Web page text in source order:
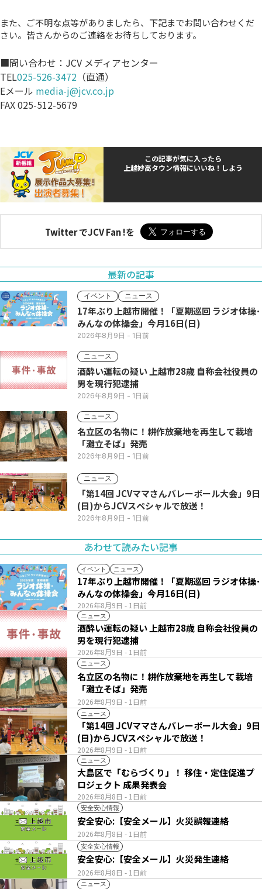
また、ご不明な点等がありましたら、下記までお問い合わせくだ
さい。皆さんからのご連絡をお待ちしております。
■問い合わせ：JCV メディアセンター
TEL025-526-3472 （直通）
Eメール media-j@jcv.co.jp
FAX 025-512-5679
この記事が気に入ったら
上越妙高タウン情報にいいね！しよう
Twitter でJCV Fan !を
最新の記事
イベント ニュース
17年ぶり上越市開催！「夏期巡回 ラジオ体操･
みんなの体操会」今月16日(日)
2026年8月9日 - 1日前
ニュース
酒酔い運転の疑い 上越市28歳 自称会社役員の
男を現行犯逮捕
2026年8月9日 - 1日前
ニュース
名立区の名物に！耕作放棄地を再生して栽培
「灘立そば」発売
2026年8月9日 - 1日前
ニュース
「第14回 JCVママさんバレーボール大会」9日
(日)からJCVスペシャルで放送！
2026年8月9日 - 1日前
あわせて読みたい記事
イベント ニュース
2026年8月9日 - 1日前
17年ぶり上越市開催！「夏期巡回 ラジオ体操･
みんなの体操会」今月16日(日)
ニュース
2026年8月9日 - 1日前
酒酔い運転の疑い 上越市28歳 自称会社役員の
男を現行犯逮捕
ニュース
2026年8月9日 - 1日前
名立区の名物に！耕作放棄地を再生して栽培
「灘立そば」発売
ニュース
2026年8月9日 - 1日前
「第14回 JCVママさんバレーボール大会」9日
(日)からJCVスペシャルで放送！
ニュース
2026年8月8日 - 1日前
大島区で「むらづくり」！ 移住・定住促進プ
ロジェクト 成果発表会
安全安心情報
2026年8月8日 - 1日前
安全安心:【安全メール】火災誤報連絡
安全安心情報
2026年8月8日 - 1日前
安全安心:【安全メール】火災発生連絡
ニュース